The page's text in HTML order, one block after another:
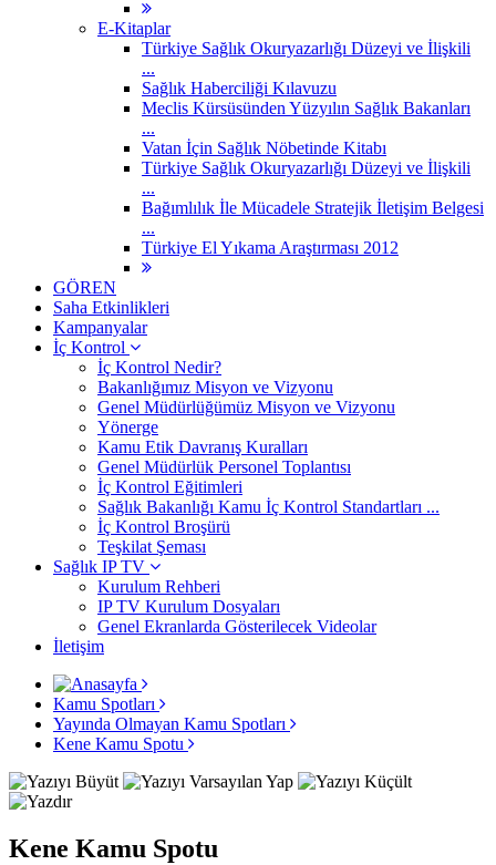
E-Kitaplar
Türkiye Sağlık Okuryazarlığı Düzeyi ve İlişkili
...
Sağlık Haberciliği Kılavuzu
Meclis Kürsüsünden Yüzyılın Sağlık Bakanları
...
Vatan İçin Sağlık Nöbetinde Kitabı
Türkiye Sağlık Okuryazarlığı Düzeyi ve İlişkili
...
Bağımlılık İle Mücadele Stratejik İletişim Belgesi
...
Türkiye El Yıkama Araştırması 2012
GÖREN
Saha Etkinlikleri
Kampanyalar
İç Kontrol
İç Kontrol Nedir?
Bakanlığımız Misyon ve Vizyonu
Genel Müdürlüğümüz Misyon ve Vizyonu
Yönerge
Kamu Etik Davranış Kuralları
Genel Müdürlük Personel Toplantısı
İç Kontrol Eğitimleri
Sağlık Bakanlığı Kamu İç Kontrol Standartları ...
İç Kontrol Broşürü
Teşkilat Şeması
Sağlık IP TV
Kurulum Rehberi
IP TV Kurulum Dosyaları
Genel Ekranlarda Gösterilecek Videolar
İletişim
Kamu Spotları
Yayında Olmayan Kamu Spotları
Kene Kamu Spotu
Kene Kamu Spotu